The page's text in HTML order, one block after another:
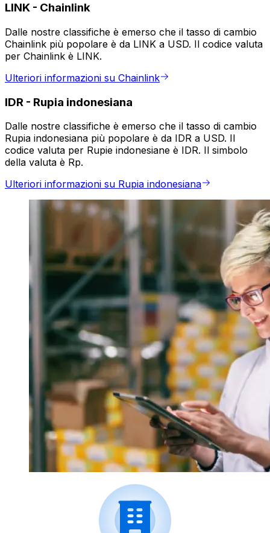
LINK - Chainlink
Dalle nostre classifiche è emerso che il tasso di cambio
Chainlink più popolare è da LINK a USD. Il codice valuta
per Chainlink è LINK.
Ulteriori informazioni su Chainlink
IDR - Rupia indonesiana
Dalle nostre classifiche è emerso che il tasso di cambio
Rupia indonesiana più popolare è da IDR a USD. Il
codice valuta per Rupie indonesiane è IDR. Il simbolo
della valuta è Rp.
Ulteriori informazioni su Rupia indonesiana